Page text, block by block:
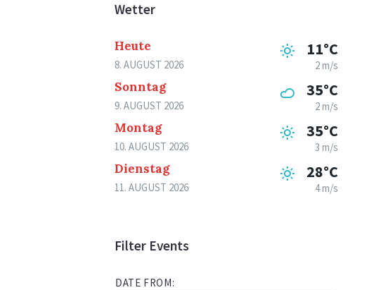
Wetter
Heute
8. AUGUST 2026
11°C
2 m/s
Sonntag
9. AUGUST 2026
35°C
2 m/s
Montag
10. AUGUST 2026
35°C
3 m/s
Dienstag
11. AUGUST 2026
28°C
4 m/s
Filter Events
DATE FROM: